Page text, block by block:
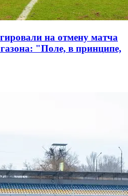
на отмену матча
"Поле, в принципе,